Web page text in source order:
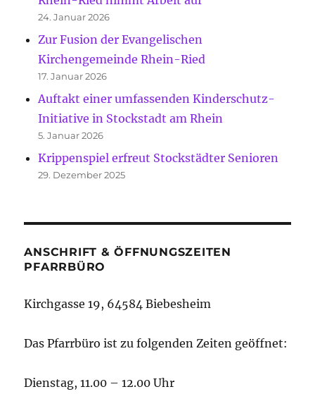
24. Januar 2026
Zur Fusion der Evangelischen
Kirchengemeinde Rhein-Ried
17. Januar 2026
Auftakt einer umfassenden Kinderschutz-
Initiative in Stockstadt am Rhein
5. Januar 2026
Krippenspiel erfreut Stockstädter Senioren
29. Dezember 2025
ANSCHRIFT & ÖFFNUNGSZEITEN
PFARRBÜRO
Kirchgasse 19, 64584 Biebesheim
Das Pfarrbüro ist zu folgenden Zeiten geöffnet:
Dienstag, 11.00 – 12.00 Uhr